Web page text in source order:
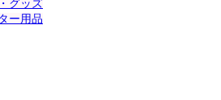
グッズ
ー用品